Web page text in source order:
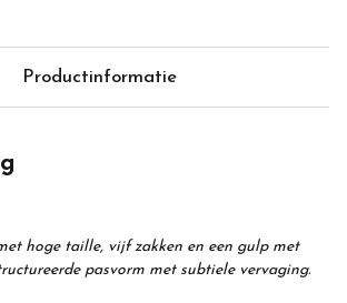
Productinformatie
hoge taille, vijf zakken en een gulp met
pasvorm met subtiele vervaging.